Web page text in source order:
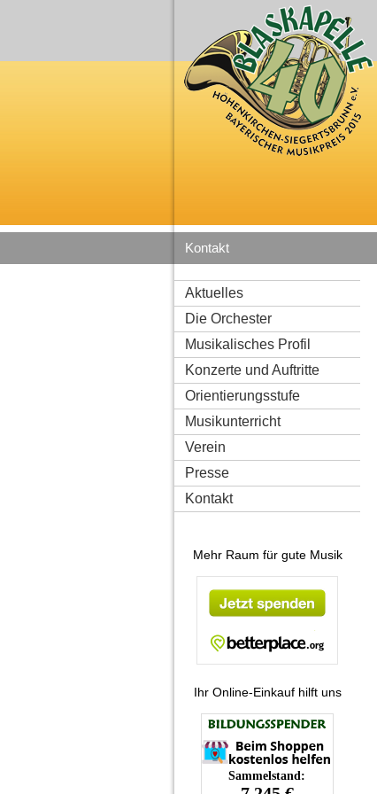
Kontakt
Aktuelles
Die Orchester
Musikalisches Profil
Konzerte und Auftritte
Orientierungsstufe
Musikunterricht
Verein
Presse
Kontakt
Mehr Raum für gute Musik
Ihr Online-Einkauf hilft uns